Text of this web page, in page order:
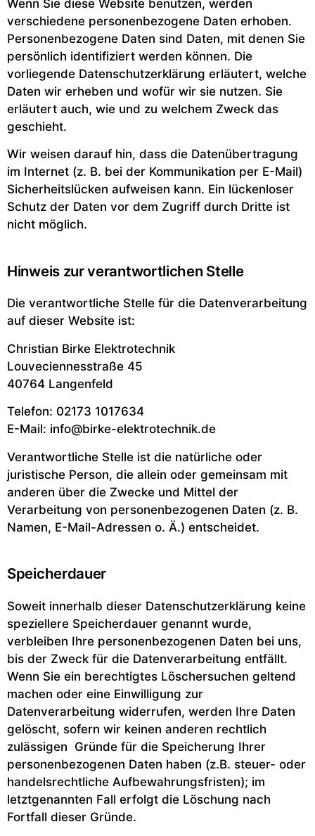
Wenn Sie diese Website benutzen, werden
verschiedene personenbezogene Daten erhoben.
Personenbezogene Daten sind Daten, mit denen Sie
persönlich identifiziert werden können. Die
vorliegende Datenschutzerklärung erläutert, welche
Daten wir erheben und wofür wir sie nutzen. Sie
erläutert auch, wie und zu welchem Zweck das
geschieht.
Wir weisen darauf hin, dass die Datenübertragung
im Internet (z. B. bei der Kommunikation per E-Mail)
Sicherheitslücken aufweisen kann. Ein lückenloser
Schutz der Daten vor dem Zugriff durch Dritte ist
nicht möglich.
Hinweis zur verantwortlichen Stelle
Die verantwortliche Stelle für die Datenverarbeitung
auf dieser Website ist:
Christian Birke Elektrotechnik
Louveciennesstraße 45
40764 Langenfeld
Telefon: 02173 1017634
E-Mail: info@birke-elektrotechnik.de
Verantwortliche Stelle ist die natürliche oder
juristische Person, die allein oder gemeinsam mit
anderen über die Zwecke und Mittel der
Verarbeitung von personenbezogenen Daten (z. B.
Namen, E-Mail-Adressen o. Ä.) entscheidet.
Speicherdauer
Soweit innerhalb dieser Datenschutzerklärung keine
speziellere Speicherdauer genannt wurde,
verbleiben Ihre personenbezogenen Daten bei uns,
bis der Zweck für die Datenverarbeitung entfällt.
Wenn Sie ein berechtigtes Löschersuchen geltend
machen oder eine Einwilligung zur
Datenverarbeitung widerrufen, werden Ihre Daten
gelöscht, sofern wir keinen anderen rechtlich
zulässigen Gründe für die Speicherung Ihrer
personenbezogenen Daten haben (z.B. steuer- oder
handelsrechtliche Aufbewahrungsfristen); im
letztgenannten Fall erfolgt die Löschung nach
Fortfall dieser Gründe.